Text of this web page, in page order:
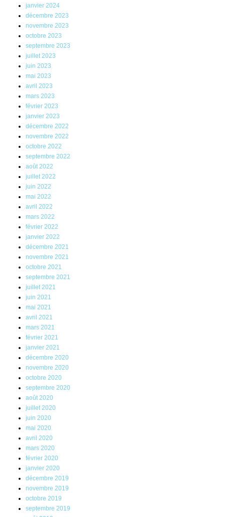
janvier 2024
décembre 2023
novembre 2023
octobre 2023
septembre 2023
juillet 2023
juin 2023
mai 2023
avril 2023
mars 2023
février 2023
janvier 2023
décembre 2022
novembre 2022
octobre 2022
septembre 2022
août 2022
juillet 2022
juin 2022
mai 2022
avril 2022
mars 2022
février 2022
janvier 2022
décembre 2021
novembre 2021
octobre 2021
septembre 2021
juillet 2021
juin 2021
mai 2021
avril 2021
mars 2021
février 2021
janvier 2021
décembre 2020
novembre 2020
octobre 2020
septembre 2020
août 2020
juillet 2020
juin 2020
mai 2020
avril 2020
mars 2020
février 2020
janvier 2020
décembre 2019
novembre 2019
octobre 2019
septembre 2019